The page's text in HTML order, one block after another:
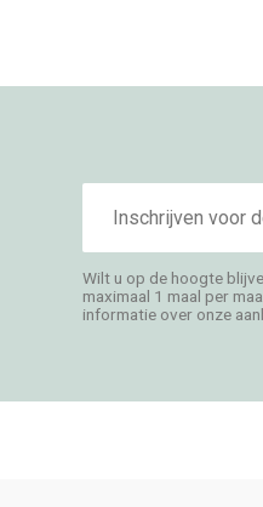
E-
mailadres
Wilt u op de hoogte
maximaal 1 maal per
informatie over onze